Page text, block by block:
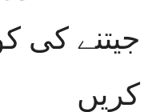
جیتنے کی
کریں